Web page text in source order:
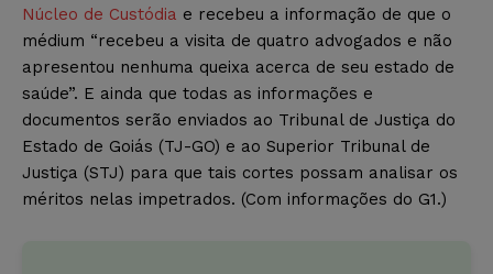
Núcleo de Custódia e recebeu a informação de que o
médium “recebeu a visita de quatro advogados e não
apresentou nenhuma queixa acerca de seu estado de
saúde”. E ainda que todas as informações e
documentos serão enviados ao Tribunal de Justiça do
Estado de Goiás (TJ-GO) e ao Superior Tribunal de
Justiça (STJ) para que tais cortes possam analisar os
méritos nelas impetrados. (Com informações do G1.)